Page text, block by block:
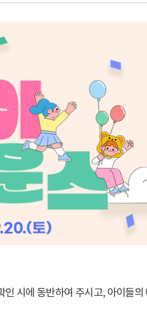
시에 동반하여 주시고, 아이들